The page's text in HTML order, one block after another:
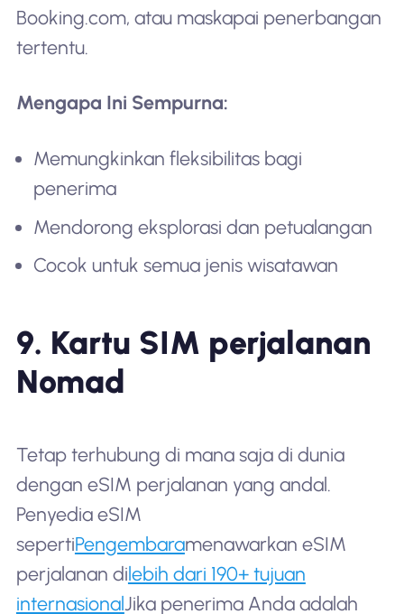
Booking.com, atau maskapai penerbangan
tertentu.
Mengapa Ini Sempurna:
Memungkinkan fleksibilitas bagi
penerima
Mendorong eksplorasi dan petualangan
Cocok untuk semua jenis wisatawan
9. Kartu SIM perjalanan
Nomad
Tetap terhubung di mana saja di dunia
dengan eSIM perjalanan yang andal.
Penyedia eSIM
sepertiPengembaramenawarkan eSIM
perjalanan dilebih dari 190+ tujuan
internasionalJika penerima Anda adalah